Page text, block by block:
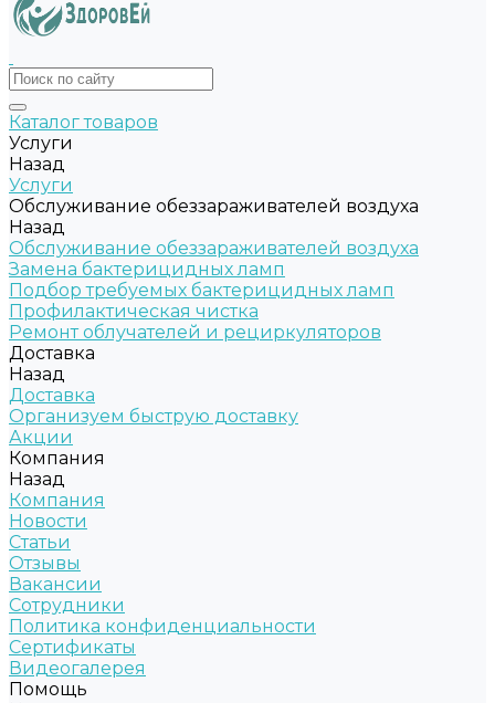
Каталог товаров
Услуги
Назад
Услуги
Обслуживание обеззараживателей воздуха
Назад
Обслуживание обеззараживателей воздуха
Замена бактерицидных ламп
Подбор требуемых бактерицидных ламп
Профилактическая чистка
Ремонт облучателей и рециркуляторов
Доставка
Назад
Доставка
Организуем быструю доставку
Акции
Компания
Назад
Компания
Новости
Статьи
Отзывы
Вакансии
Сотрудники
Политика конфиденциальности
Сертификаты
Видеогалерея
Помощь